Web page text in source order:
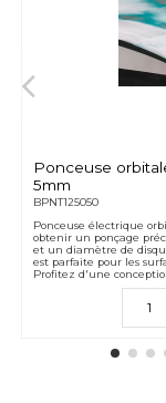
Ponceuse
5mm
BPNT125050
Ponceuse électrique
obtenir un ponçage
et un diamètre de
est parfaite pour les
Profitez d'une